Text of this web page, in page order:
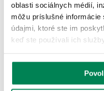
oblasti sociálnych médií,
môžu príslušné
údajmi, ktoré ste im
keď ste používali ich
Vagner Háčiky sumcové